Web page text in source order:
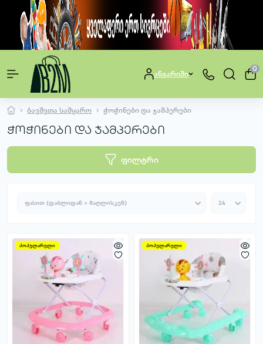
ანგარიში
0
ბავშვთა სამყარო ჭოჭინები და ჯამპერები
ჭოჭინები და ჯამპერები
ფილტრი
პოპულარული პოპულარული